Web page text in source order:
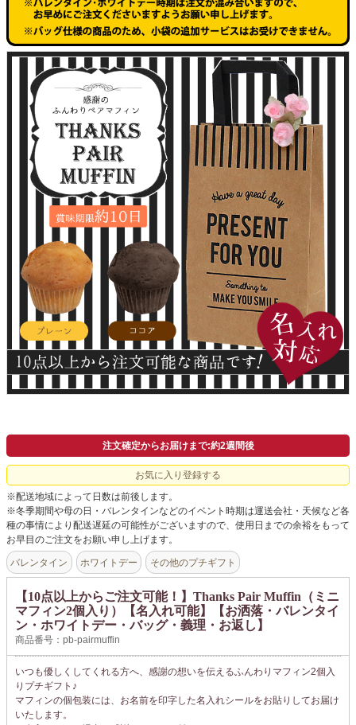
注文確定からお届けまで:約2週間後
お気に入り登録する
※配送地域によって日数は前後します。
※冬季期間や母の日・バレンタインなどのイベント時期は運送会社・天候など各
種の事情により配送遅延の可能性がございますので、使用日までの余裕をもって
お早目のご注文をお願い申し上げます。
バレンタイン ホワイトデー その他のプチギフト
【10点以上からご注文可能！】Thanks Pair Muffin（ミニ
マフィン2個入り）【名入れ可能】【お洒落・バレンタイ
ン・ホワイトデー・バッグ・義理・お返し】
商品番号：pb-pairmuffin
いつも優しくしてくれる方へ、感謝の想いを伝えるふんわりマフィン2個入
りプチギフト♪
マフィンの個包装には、お名前を印字した名入れシールをお貼りしてお届け
いたします。